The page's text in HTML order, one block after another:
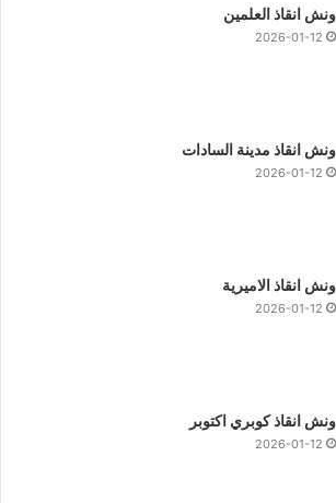
ونش انقاذ العلمين
2026-01-12
ونش انقاذ مدينة السادات
2026-01-12
ونش انقاذ الاميرية
2026-01-12
ونش انقاذ كوبري اكتوبر
2026-01-12